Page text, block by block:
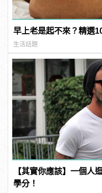
早上老是起不來？精選
生活話題
【其實你應該】一個人
學分！